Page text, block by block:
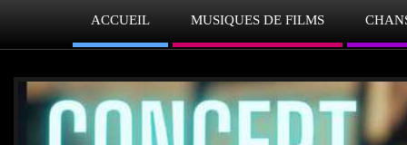
ACCUEIL MUSIQUES DE FILMS